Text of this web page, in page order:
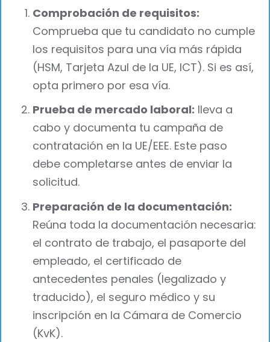
Comprobación de requisitos:
Comprueba que tu candidato no cumple
los requisitos para una vía más rápida
(HSM, Tarjeta Azul de la UE, ICT). Si es así,
opta primero por esa vía.
Prueba de mercado laboral: lleva a
cabo y documenta tu campaña de
contratación en la UE/EEE. Este paso
debe completarse antes de enviar la
solicitud.
Preparación de la documentación:
Reúna toda la documentación necesaria:
el contrato de trabajo, el pasaporte del
empleado, el certificado de
antecedentes penales (legalizado y
traducido), el seguro médico y su
inscripción en la Cámara de Comercio
(KvK).